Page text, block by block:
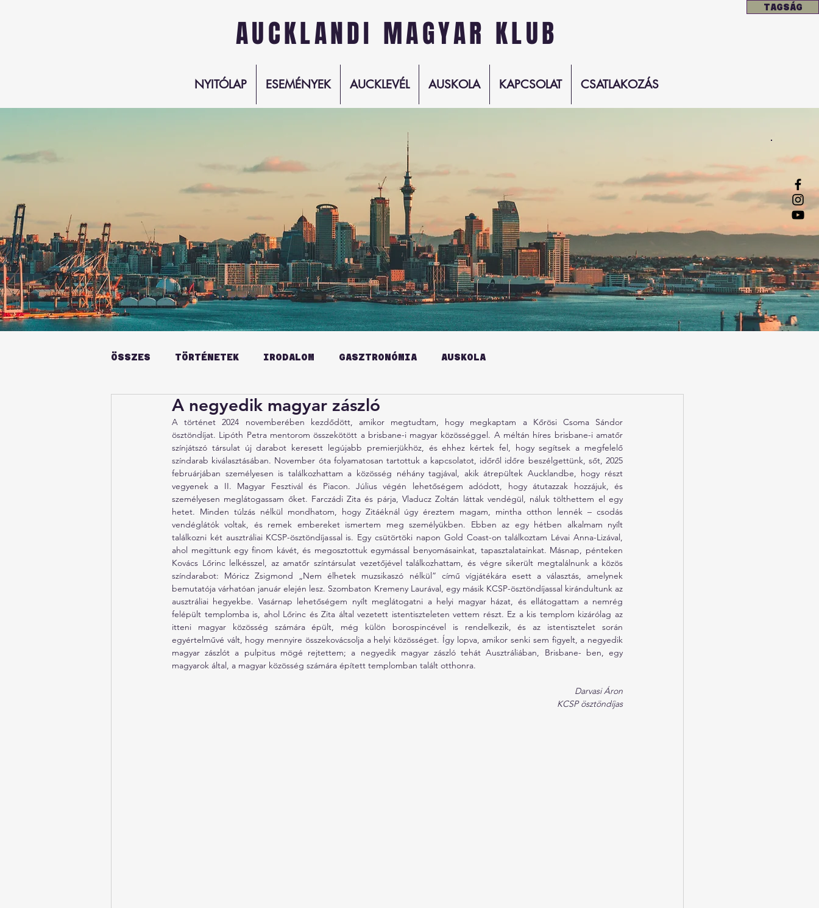
TAGSÁG
AUCKLANDI MAGYAR KLUB
NYITÓLAP ESEMÉNYEK AUCKLEVÉL AUSKOLA KAPCSOLAT CSATLAKOZÁS
ÖSSZES TÖRTÉNETEK IRODALOM GASZTRONÓMIA AUSKOLA
A negyedik magyar zászló
A történet 2024 novemberében kezdődött, amikor megtudtam, hogy megkaptam a Kőrösi Csoma Sándor
ösztöndíjat. Lipóth Petra mentorom összekötött a brisbane-i magyar közösséggel. A méltán híres brisbane-i amatőr
színjátszó társulat új darabot keresett legújabb premierjükhöz, és ehhez kértek fel, hogy segítsek a megfelelő
színdarab kiválasztásában. November óta folyamatosan tartottuk a kapcsolatot, időről időre beszélgettünk, sőt, 2025
februárjában személyesen is találkozhattam a közösség néhány tagjával, akik átrepültek Aucklandbe, hogy részt
vegyenek a II. Magyar Fesztivál és Piacon. Július végén lehetőségem adódott, hogy átutazzak hozzájuk, és
személyesen meglátogassam őket. Farczádi Zita és párja, Vladucz Zoltán láttak vendégül, náluk tölthettem el egy
hetet. Minden túlzás nélkül mondhatom, hogy Zitáéknál úgy éreztem magam, mintha otthon lennék – csodás
vendéglátók voltak, és remek embereket ismertem meg személyükben. Ebben az egy hétben alkalmam nyílt
találkozni két ausztráliai KCSP-ösztöndíjassal is. Egy csütörtöki napon Gold Coast-on találkoztam Lévai Anna-Lizával,
ahol megittunk egy finom kávét, és megosztottuk egymással benyomásainkat, tapasztalatainkat. Másnap, pénteken
Kovács Lőrinc lelkésszel, az amatőr színtársulat vezetőjével találkozhattam, és végre sikerült megtalálnunk a közös
színdarabot: Móricz Zsigmond „Nem élhetek muzsikaszó nélkül” című vígjátékára esett a választás, amelynek
bemutatója várhatóan január elején lesz. Szombaton Kremeny Laurával, egy másik KCSP-ösztöndíjassal kirándultunk az
ausztráliai hegyekbe. Vasárnap lehetőségem nyílt meglátogatni a helyi magyar házat, és ellátogattam a nemrég
felépült templomba is, ahol Lőrinc és Zita által vezetett istentiszteleten vettem részt. Ez a kis templom kizárólag az
itteni magyar közösség számára épült, még külön borospincével is rendelkezik, és az istentisztelet során
egyértelművé vált, hogy mennyire összekovácsolja a helyi közösséget. Így lopva, amikor senki sem figyelt, a negyedik
magyar zászlót a pulpitus mögé rejtettem; a negyedik magyar zászló tehát Ausztráliában, Brisbane- ben, egy
magyarok által, a magyar közösség számára épített templomban talált otthonra.
Darvasi Áron
KCSP ösztöndíjas